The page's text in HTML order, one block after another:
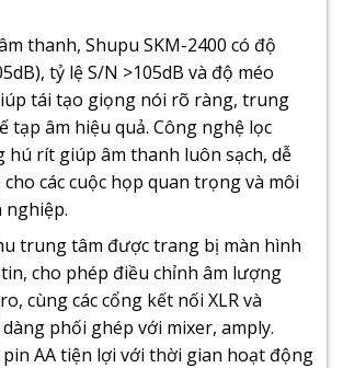
thanh, Shupu SKM-2400 có độ
tỷ lệ S/N >105dB và độ méo
tái tạo giọng nói rõ ràng, trung
tạp âm hiệu quả. Công nghệ lọc
hú rít giúp âm thanh luôn sạch, dễ
các cuộc họp quan trọng và môi
trung tâm được trang bị màn hình
cho phép điều chỉnh âm lượng
cùng các cổng kết nối XLR và
phối ghép với mixer, amply.
AA tiện lợi với thời gian hoạt động